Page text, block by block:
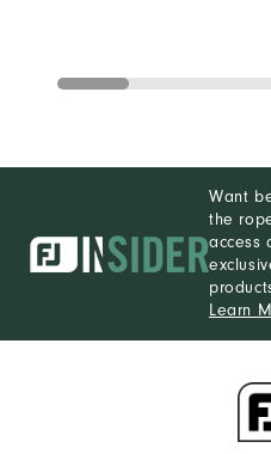
Want
the
access
Learn